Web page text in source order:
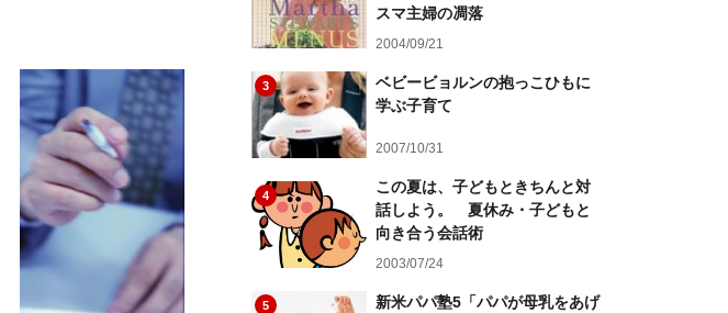
スマ主婦の凋落
2004/09/21
3
ベビービョルンの抱っこひもに
学ぶ子育て
2007/10/31
4
この夏は、子どもときちんと対
話しよう。 夏休み・子どもと
向き合う会話術
2003/07/24
5
新米パパ塾5「パパが母乳をあげ